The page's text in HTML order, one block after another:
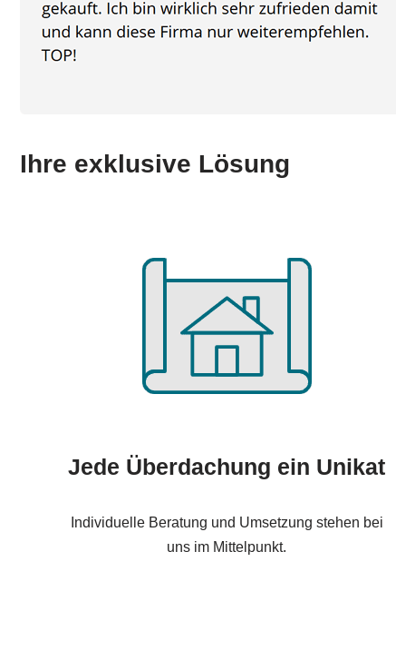
Ihre exklusive Lösung
Jede Überdachung ein Unikat
Individuelle Beratung und Umsetzung stehen bei
uns im Mittelpunkt.